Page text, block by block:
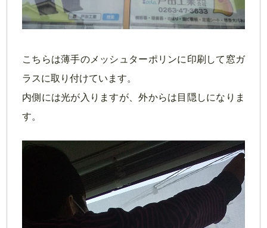
こちらは薄手のメッシュターポリンに印刷して窓ガ
ラスに取り付けています。
内側には光が入りますが、外からは目隠しになりま
す。
動